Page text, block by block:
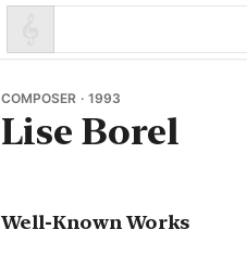
COMPOSER · 1993
Lise Borel
Well-Known Works